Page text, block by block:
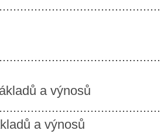
a výnosů
a výnosů